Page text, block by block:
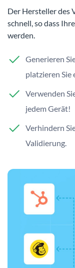
Der Hersteller des
schnell, so dass
werden.
Generieren
platzieren Sie
Verwenden
jedem Gerät!
Verhindern
Validierung.